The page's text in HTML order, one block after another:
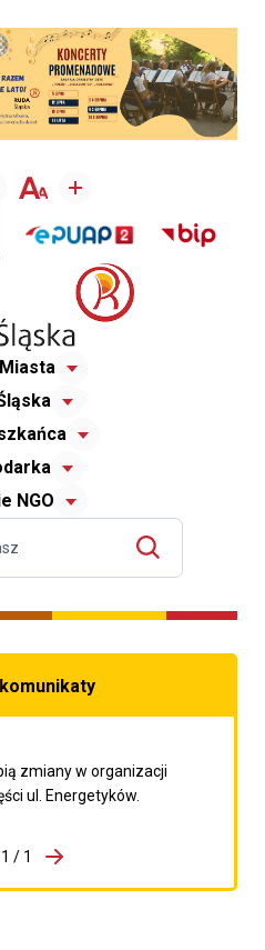
NGO
zmiany w organizacji
ul. Energetyków.
1 / 1
Przejdź do następnego